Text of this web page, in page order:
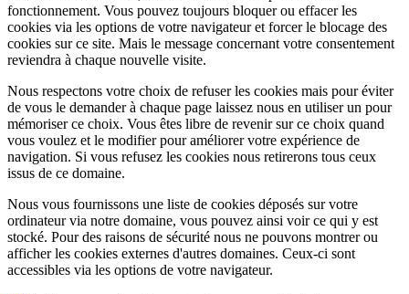
fonctionnement. Vous pouvez toujours bloquer ou effacer les
cookies via les options de votre navigateur et forcer le blocage des
cookies sur ce site. Mais le message concernant votre consentement
reviendra à chaque nouvelle visite.
Nous respectons votre choix de refuser les cookies mais pour éviter
de vous le demander à chaque page laissez nous en utiliser un pour
mémoriser ce choix. Vous êtes libre de revenir sur ce choix quand
vous voulez et le modifier pour améliorer votre expérience de
navigation. Si vous refusez les cookies nous retirerons tous ceux
issus de ce domaine.
Nous vous fournissons une liste de cookies déposés sur votre
ordinateur via notre domaine, vous pouvez ainsi voir ce qui y est
stocké. Pour des raisons de sécurité nous ne pouvons montrer ou
afficher les cookies externes d'autres domaines. Ceux-ci sont
accessibles via les options de votre navigateur.